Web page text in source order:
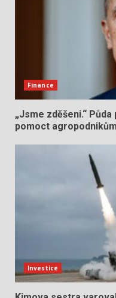
Finance
„Jsme zděšeni.“
pomoct
Investice